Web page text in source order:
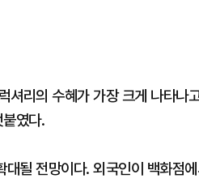
셔리의 수혜가 가장 크게 나타나
였다.
될 전망이다. 외국인이 백화점